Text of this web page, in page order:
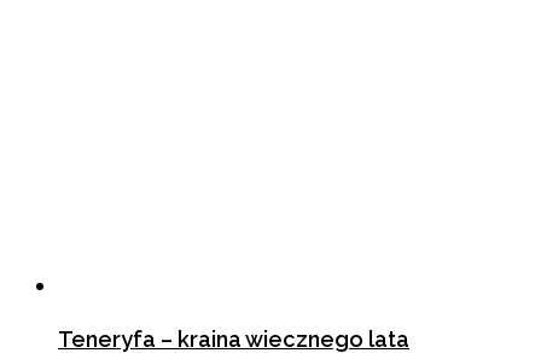
Teneryfa – kraina wiecznego lata